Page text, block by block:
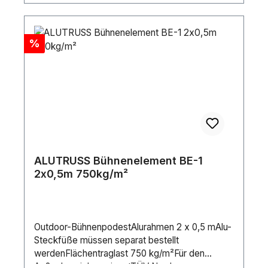
Rabatt
%
ALUTRUSS Bühnenelement BE-1
2x0,5m 750kg/m²
Outdoor-BühnenpodestAlurahmen 2 x 0,5 mAlu-
Steckfüße müssen separat bestellt
werdenFlächentraglast 750 kg/m²Für den